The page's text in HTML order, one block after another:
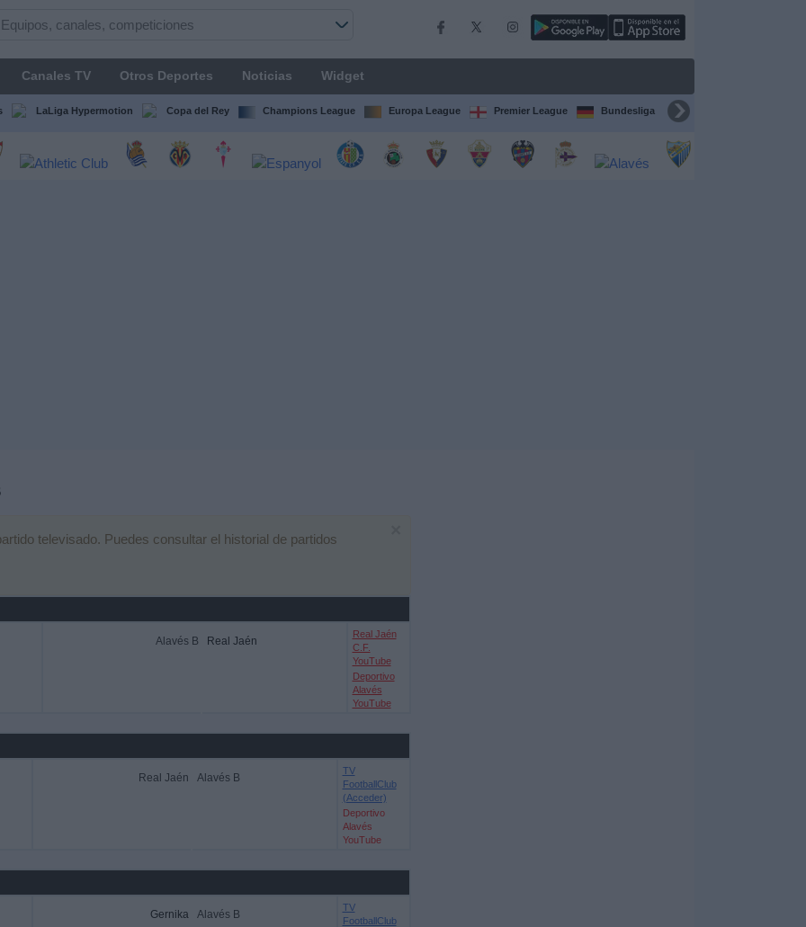
Canales TV Otros Deportes Noticias Widget
LaLiga Hypermotion Copa del Rey Champions League Europa League Premier League Bundesliga Supercopa de España
televisado. Puedes consultar el historial de partidos
Alavés B Real Jaén
Real Jaén
C.F.
YouTube
Deportivo
Alavés
YouTube
Real Jaén Alavés B
TV
FootballClub
(Acceder)
Deportivo
Alavés
YouTube
Gernika Alavés B
TV
FootballClub